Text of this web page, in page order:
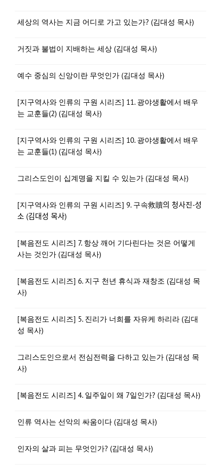
세상의 역사는 지금 어디로 가고 있는가? (김대성 목사)
거짓과 불법이 지배하는 세상 (김대성 목사)
예수 중심의 신앙이란 무엇인가 (김대성 목사)
[지구역사와 인류의 구원 시리즈] 11. 광야생활에서 배우
는 교훈들(2) (김대성 목사)
[지구역사와 인류의 구원 시리즈] 10. 광야생활에서 배우
는 교훈들(1) (김대성 목사)
그리스도인이 십계명을 지킬 수 있는가 (김대성 목사)
[지구역사와 인류의 구원 시리즈] 9. 구속救贖의 청사진-성
소 (김대성 목사)
[복음전도 시리즈] 7. 항상 깨어 기다린다는 것은 어떻게
사는 것인가 (김대성 목사)
[복음전도 시리즈] 6. 지구 천년 휴식과 재창조 (김대성 목
사)
[복음전도 시리즈] 5. 진리가 너희를 자유케 하리라 (김대
성 목사)
그리스도인으로서 전심전력을 다하고 있는가 (김대성 목
사)
[복음전도 시리즈] 4. 일주일이 왜 7일인가? (김대성 목사)
인류 역사는 선악의 싸움이다 (김대성 목사)
인자의 살과 피는 무엇인가? (김대성 목사)